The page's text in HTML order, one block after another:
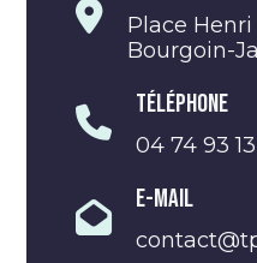
Place
Bourgoin-
Téléphone
04 74 93
E-Mail